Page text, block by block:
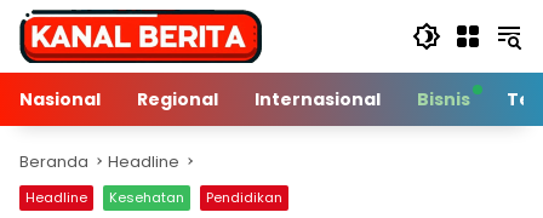
Langsung
konten
Nasional
Regional Internasional Bisnis
Beranda Headline
Headline Kesehatan Pendidikan